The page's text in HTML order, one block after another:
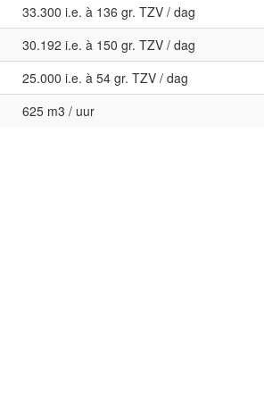
33.300 i.e. à 136 gr. TZV / dag
30.192 i.e. à 150 gr. TZV / dag
25.000 i.e. à 54 gr. TZV / dag
625 m3 / uur